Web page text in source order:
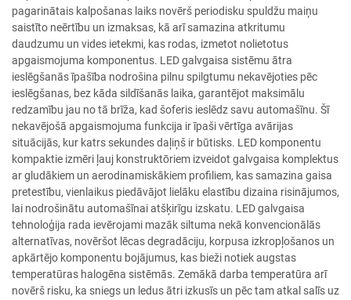
pagarinātais kalpošanas laiks novērš periodisku spuldžu maiņu
saistīto neērtību un izmaksas, kā arī samazina atkritumu
daudzumu un vides ietekmi, kas rodas, izmetot nolietotus
apgaismojuma komponentus. LED galvgaisa sistēmu ātra
ieslēgšanās īpašība nodrošina pilnu spilgtumu nekavējoties pēc
ieslēgšanas, bez kāda sildīšanās laika, garantējot maksimālu
redzamību jau no tā brīža, kad šoferis ieslēdz savu automašīnu. Šī
nekavējošā apgaismojuma funkcija ir īpaši vērtīga avārijas
situācijās, kur katrs sekundes daļiņš ir būtisks. LED komponentu
kompaktie izmēri ļauj konstruktōriem izveidot galvgaisa komplektus
ar gludākiem un aerodinamiskākiem profiliem, kas samazina gaisa
pretestību, vienlaikus piedāvājot lielāku elastību dizaina risinājumos,
lai nodrošinātu automašīnai atšķirīgu izskatu. LED galvgaisa
tehnoloģija rada ievērojami mazāk siltuma nekā konvencionālās
alternatīvas, novēršot lēcas degradāciju, korpusa izkropļošanos un
apkārtējo komponentu bojājumus, kas bieži notiek augstas
temperatūras halogēna sistēmās. Zemākā darba temperatūra arī
novērš risku, ka sniegs un ledus ātri izkusīs un pēc tam atkal salīs uz